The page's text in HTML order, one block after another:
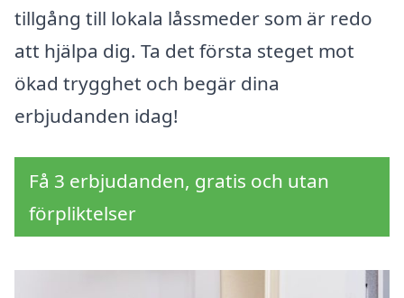
tillgång till lokala låssmeder som är redo
att hjälpa dig. Ta det första steget mot
ökad trygghet och begär dina
erbjudanden idag!
Få 3 erbjudanden, gratis och utan
förpliktelser